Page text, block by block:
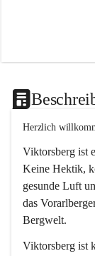
Herzlich
Viktorsberg ist
Keine Hektik,
gesunde Luft
das
Bergwelt.
Viktorsberg ist